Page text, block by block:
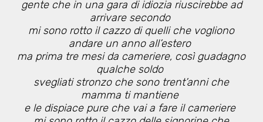
gente che in una gara di idiozia riuscirebbe ad
arrivare secondo
mi sono rotto il cazzo di quelli che vogliono
andare un anno all’estero
ma prima tre mesi da cameriere, così guadagno
qualche soldo
svegliati stronzo che sono trent’anni che
mamma ti mantiene
e le dispiace pure che vai a fare il cameriere